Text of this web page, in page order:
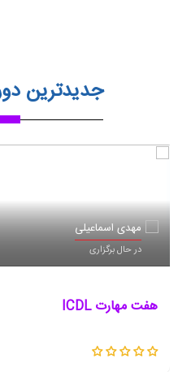
جدیدترین
مهدی اسماعیلی
در حال برگزاری
هفت مهارت ICDL